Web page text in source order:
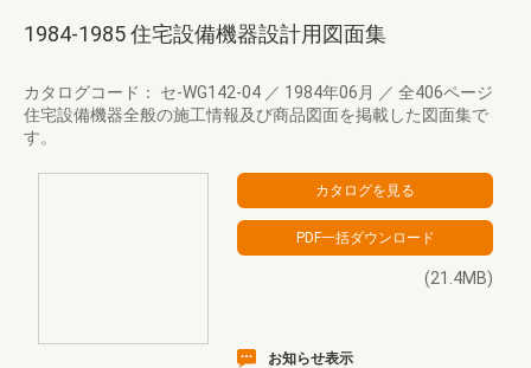
1984-1985 住宅設備機器設計用図面集
カタログコード： セ-WG142-04 ／ 1984年06月 ／ 全406ページ
住宅設備機器全般の施工情報及び商品図面を掲載した図面集で
す。
(21.4MB)
お知らせ表示